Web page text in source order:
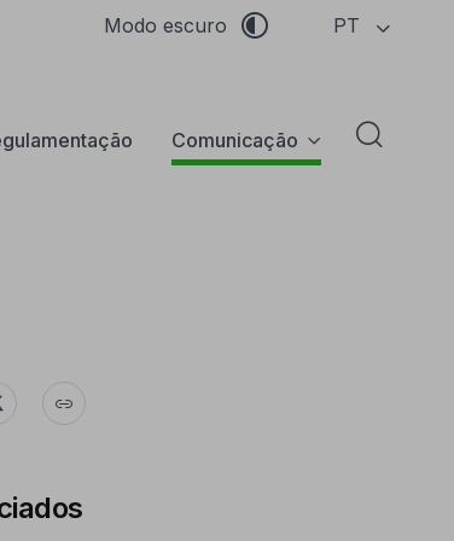
Modo escuro PT
Comunicação Abrir